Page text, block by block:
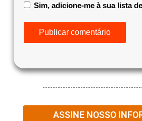
Sim, adicione-me à sua lista
ASSINE NOSSO